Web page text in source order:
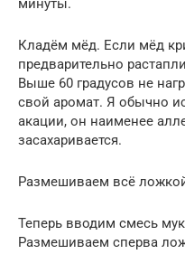
минуты.
Кладём мёд. Если мёд
предварительно
Выше 60 градусов не
свой аромат. Я обычно
акации, он наименее
засахаривается.
Размешиваем всё
Теперь вводим смесь
Размешиваем сперва